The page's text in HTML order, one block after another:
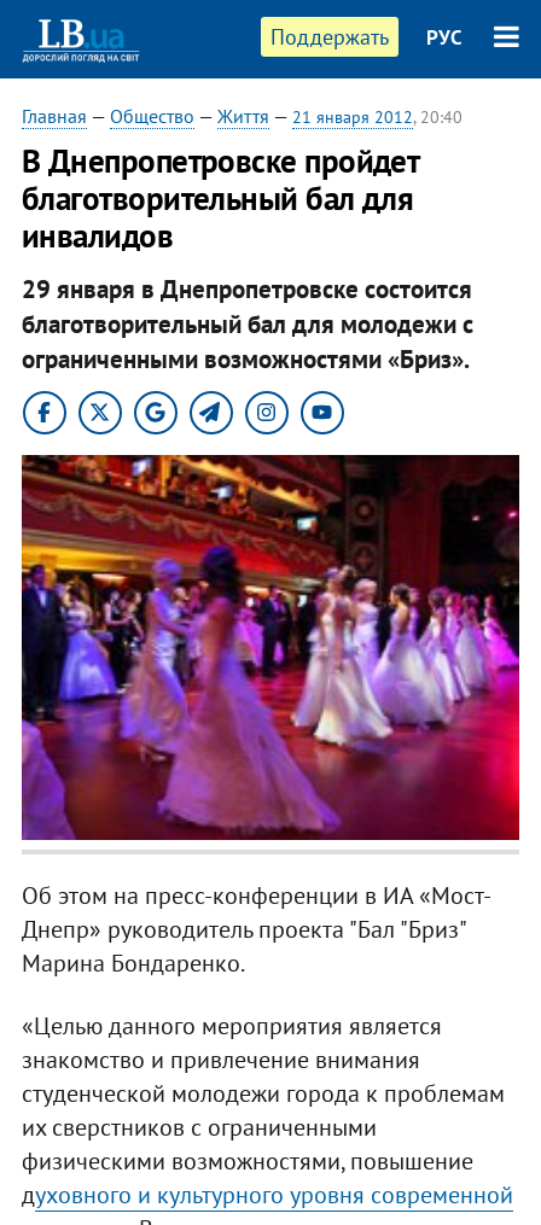
Поддержать РУС
Главная — Общество — Життя — 21 января 2012, 20:40
В Днепропетровске пройдет
благотворительный бал для
инвалидов
29 января в Днепропетровске состоится
благотворительный бал для молодежи с
ограниченными возможностями «Бриз».
Об этом на пресс-конференции в ИА «Мост-
Днепр» руководитель проекта "Бал "Бриз"
Марина Бондаренко.
«Целью данного мероприятия является
знакомство и привлечение внимания
студенческой молодежи города к проблемам
их сверстников с ограниченными
физическими возможностями, повышение
духовного и культурного уровня современной